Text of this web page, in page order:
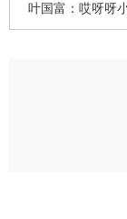
叶国富：哎呀呀